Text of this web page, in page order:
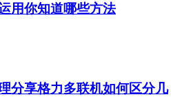
用你知道哪些方法
分享格力多联机如何区分几